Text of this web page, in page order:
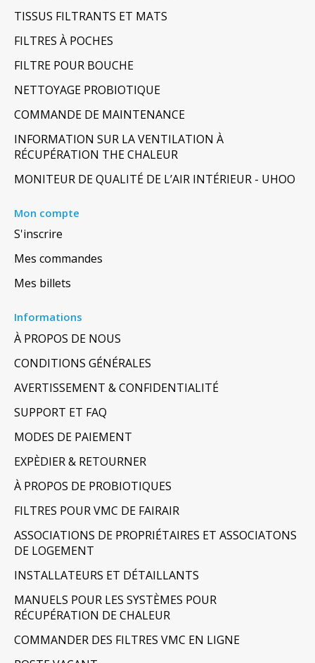
TISSUS FILTRANTS ET MATS
FILTRES À POCHES
FILTRE POUR BOUCHE
NETTOYAGE PROBIOTIQUE
COMMANDE DE MAINTENANCE
INFORMATION SUR LA VENTILATION À
RÉCUPÉRATION THE CHALEUR
MONITEUR DE QUALITÉ DE L’AIR INTÉRIEUR - UHOO
Mon compte
S'inscrire
Mes commandes
Mes billets
Informations
À PROPOS DE NOUS
CONDITIONS GÉNÉRALES
AVERTISSEMENT & CONFIDENTIALITÉ
SUPPORT ET FAQ
MODES DE PAIEMENT
EXPÈDIER & RETOURNER
À PROPOS DE PROBIOTIQUES
FILTRES POUR VMC DE FAIRAIR
ASSOCIATIONS DE PROPRIÉTAIRES ET ASSOCIATONS
DE LOGEMENT
INSTALLATEURS ET DÉTAILLANTS
MANUELS POUR LES SYSTÈMES POUR
RÉCUPÉRATION DE CHALEUR
COMMANDER DES FILTRES VMC EN LIGNE